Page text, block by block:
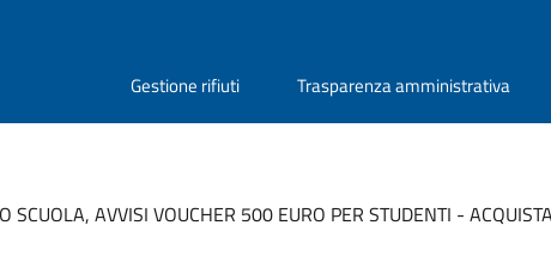
Gestione rifiuti Trasparenza amministrativa
SCUOLA, AVVISI VOUCHER 500 EURO PER STUDENTI -